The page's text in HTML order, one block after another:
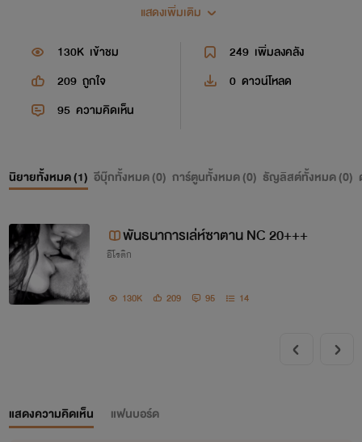
จะพยายามพัฒนาฝีมือเรื่อยๆเลยค่า
ช่วยติดตามนิยายด้วยนะคะ
แสดงเพิ่มเติม
130K เข้าชม 249 เพิ่มลงคลัง
209 ถูกใจ 0 ดาวน์โหลด
95 ความคิดเห็น
นิยายทั้งหมด (1) อีบุ๊กทั้งหมด (0) การ์ตูนทั้งหมด (0) ธัญลิสต์ทั้งหมด (0)
พันธนาการเล่ห์ซาตาน NC 20+++
อีโรติก
130K 209 95 14
แสดงความคิดเห็น แฟนบอร์ด